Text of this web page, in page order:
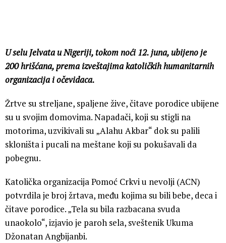
U selu Jelvata u Nigeriji, tokom noći 12. juna, ubijeno je
200 hrišćana, prema izveštajima katoličkih humanitarnih
organizacija i očevidaca.
Žrtve su streljane, spaljene žive, čitave porodice ubijene
su u svojim domovima. Napadači, koji su stigli na
motorima, uzvikivali su „Alahu Akbar“ dok su palili
skloništa i pucali na meštane koji su pokušavali da
pobegnu.
Katolička organizacija Pomoć Crkvi u nevolji (ACN)
potvrdila je broj žrtava, među kojima su bili bebe, deca i
čitave porodice. „Tela su bila razbacana svuda
unaokolo“, izjavio je paroh sela, sveštenik Ukuma
Džonatan Angbijanbi.